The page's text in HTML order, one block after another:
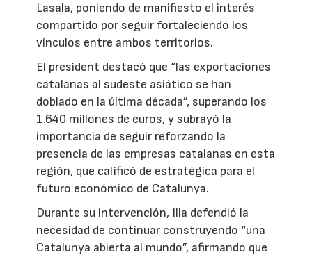
Lasala, poniendo de manifiesto el interés
compartido por seguir fortaleciendo los
vínculos entre ambos territorios.
El president destacó que “las exportaciones
catalanas al sudeste asiático se han
doblado en la última década”, superando los
1.640 millones de euros, y subrayó la
importancia de seguir reforzando la
presencia de las empresas catalanas en esta
región, que calificó de estratégica para el
futuro económico de Catalunya.
Durante su intervención, Illa defendió la
necesidad de continuar construyendo “una
Catalunya abierta al mundo”, afirmando que